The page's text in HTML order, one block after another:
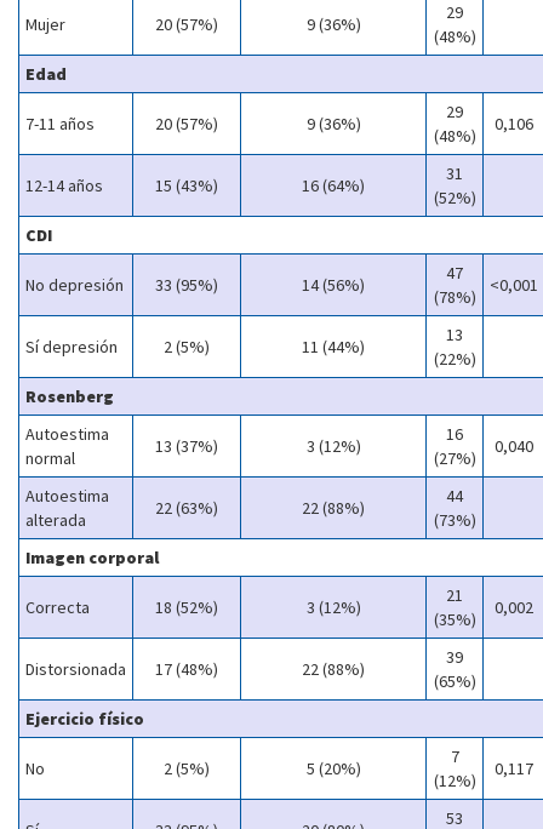
Mujer 20 (57%) 9 (36%)
29
(48%)
Edad
7-11 años 20 (57%) 9 (36%)
29
(48%)
0,106
12-14 años 15 (43%) 16 (64%)
31
(52%)
CDI
No depresión 33 (95%) 14 (56%)
47
(78%)
<0,001
Sí depresión 2 (5%) 11 (44%)
13
(22%)
Rosenberg
Autoestima
normal
13 (37%) 3 (12%)
16
(27%)
0,040
Autoestima
alterada
22 (63%) 22 (88%)
44
(73%)
Imagen corporal
Correcta 18 (52%) 3 (12%)
21
(35%)
0,002
Distorsionada 17 (48%) 22 (88%)
39
(65%)
Ejercicio físico
No 2 (5%) 5 (20%)
7
(12%)
0,117
53